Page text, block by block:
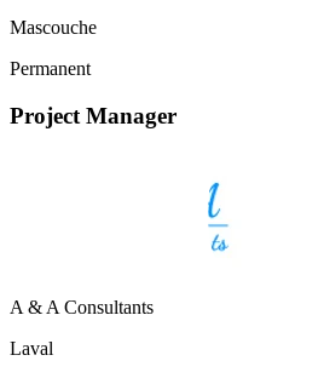
Mascouche
Permanent
Project Manager
A & A Consultants
Laval